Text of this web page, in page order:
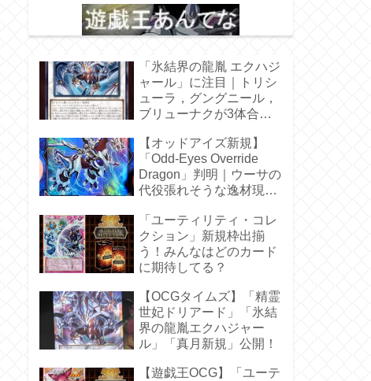
「氷結界の龍胤 エクハジ
ャール」に注目｜トリシ
ューラ，グングニール，
ブリューナクが3体合
【オッドアイズ新規】
「Odd-Eyes Override
Dragon」判明｜ウーサの
代役張れそうな逸材現
「ユーティリティ・コレ
クション」新規枠出揃
う！みんなはどのカード
に期待してる？
【OCGタイムズ】「精霊
世妃ドリアード」「氷結
界の龍胤エクハジャー
ル」「真月新規」公開！
【遊戯王OCG】「ユーテ